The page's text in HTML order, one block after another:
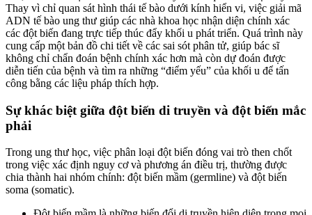
Thay vì chỉ quan sát hình thái tế bào dưới kính hiển vi, việc giải mã
ADN tế bào ung thư giúp các nhà khoa học nhận diện chính xác
các đột biến đang trực tiếp thúc đẩy khối u phát triển. Quá trình này
cung cấp một bản đồ chi tiết về các sai sót phân tử, giúp bác sĩ
không chỉ chẩn đoán bệnh chính xác hơn mà còn dự đoán được
diễn tiến của bệnh và tìm ra những “điểm yếu” của khối u để tấn
công bằng các liệu pháp thích hợp.
Sự khác biệt giữa đột biến di truyền và đột biến mắc
phải
Trong ung thư học, việc phân loại đột biến đóng vai trò then chốt
trong việc xác định nguy cơ và phương án điều trị, thường được
chia thành hai nhóm chính: đột biến mầm (germline) và đột biến
soma (somatic).